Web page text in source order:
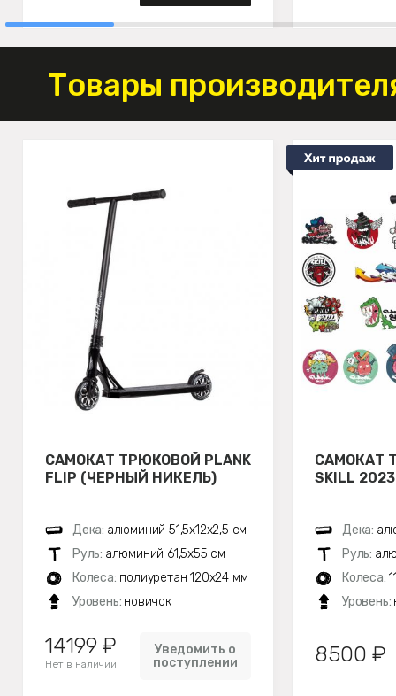
Товары
САМОКАТ ТРЮКОВОЙ PLANK
FLIP (ЧЕРНЫЙ НИКЕЛЬ)
Дека: алюминий 51,5х12x2,5 см
Руль: алюминий 61,5х55 см
Колеса: полиуретан 120x24 мм
Уровень: новичок
14199 ₽
Нет в наличии
Уведомить о
поступлении
САМОКАТ
SKILL
Дека:
Руль:
Колеса:
Уровень:
8500 ₽